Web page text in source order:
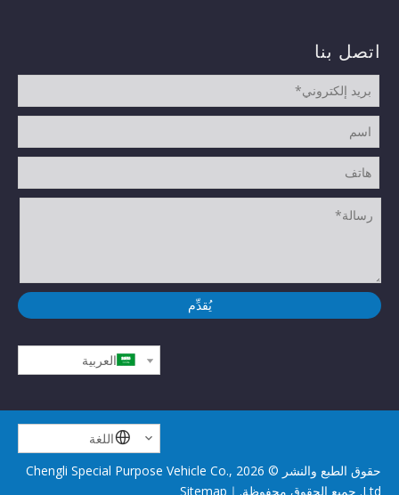
اتصل بنا
يُقدِّم
العربية
اللغة
حقوق الطبع والنشر © 2026
Chengli Special Purpose Vehicle Co.,
Ltd. جميع الحقوق محفوظة.｜
Sitemap